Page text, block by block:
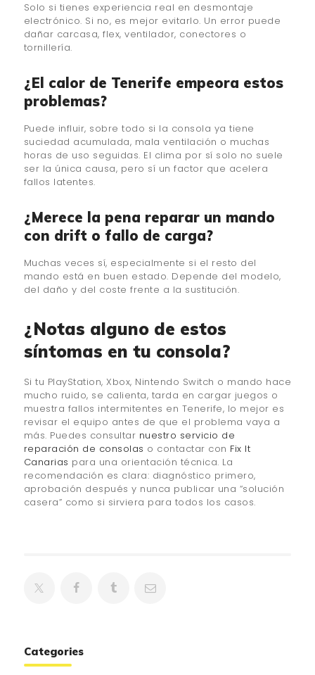
Solo si tienes experiencia real en desmontaje
electrónico. Si no, es mejor evitarlo. Un error puede
dañar carcasa, flex, ventilador, conectores o
tornillería.
¿El calor de Tenerife empeora estos
problemas?
Puede influir, sobre todo si la consola ya tiene
suciedad acumulada, mala ventilación o muchas
horas de uso seguidas. El clima por sí solo no suele
ser la única causa, pero sí un factor que acelera
fallos latentes.
¿Merece la pena reparar un mando
con drift o fallo de carga?
Muchas veces sí, especialmente si el resto del
mando está en buen estado. Depende del modelo,
del daño y del coste frente a la sustitución.
¿Notas alguno de estos
síntomas en tu consola?
Si tu PlayStation, Xbox, Nintendo Switch o mando hace
mucho ruido, se calienta, tarda en cargar juegos o
muestra fallos intermitentes en Tenerife, lo mejor es
revisar el equipo antes de que el problema vaya a
más. Puedes consultar nuestro servicio de
reparación de consolas o contactar con Fix It
Canarias para una orientación técnica. La
recomendación es clara: diagnóstico primero,
aprobación después y nunca publicar una “solución
casera” como si sirviera para todos los casos.
Categories